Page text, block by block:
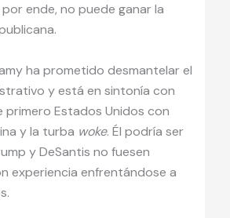
ende, no puede ganar la
ha prometido desmantelar el
y está en sintonía con
primero Estados Unidos con
y la turba woke. Él podría ser
y DeSantis no fuesen
experiencia enfrentándose a